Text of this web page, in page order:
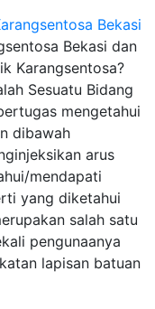
Bekasi dan
Karangsentosa?
Sesuatu Bidang
mengetahui
dibawah
arus
mendapati
yang diketahui
salah satu
pengunaanya
lapisan batuan